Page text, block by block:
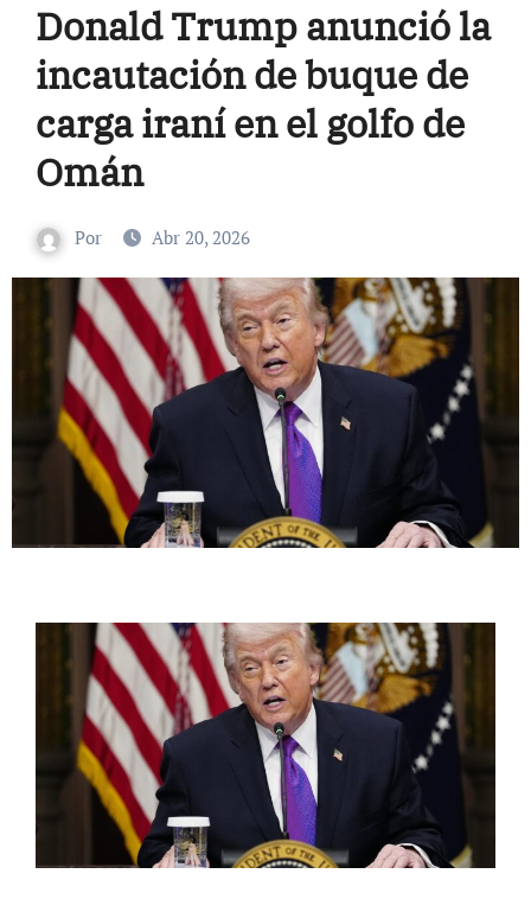
Donald Trump anunció la
incautación de buque de
carga iraní en el golfo de
Omán
Por Abr 20, 2026